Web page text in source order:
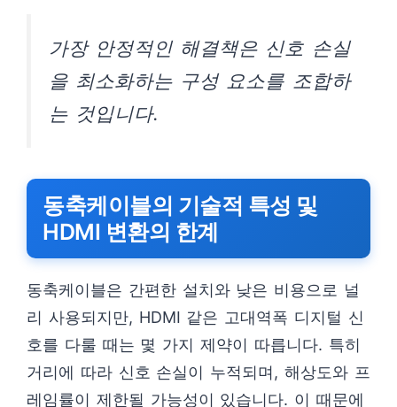
가장 안정적인 해결책은 신호 손실
을 최소화하는 구성 요소를 조합하
는 것입니다.
동축케이블의 기술적 특성 및
HDMI 변환의 한계
동축케이블은 간편한 설치와 낮은 비용으로 널
리 사용되지만, HDMI 같은 고대역폭 디지털 신
호를 다룰 때는 몇 가지 제약이 따릅니다. 특히
거리에 따라 신호 손실이 누적되며, 해상도와 프
레임률이 제한될 가능성이 있습니다. 이 때문에